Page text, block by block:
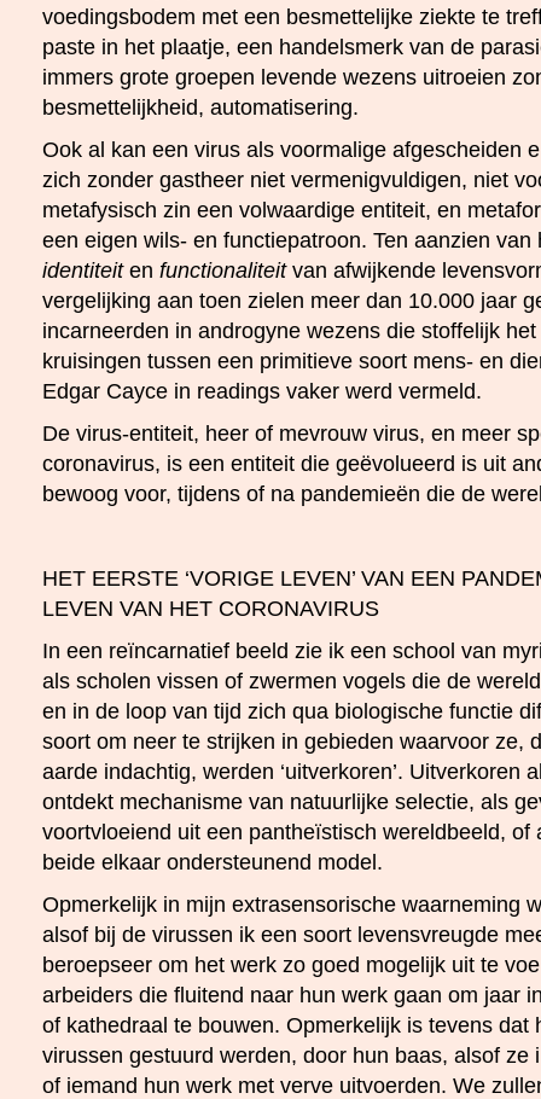
voedingsbodem met een besmettelijke ziekte te
paste in het plaatje, een handelsmerk van de
immers grote groepen levende wezens uitroeien
besmettelijkheid, automatisering.
Ook al kan een virus als voormalige afgescheiden
zich zonder gastheer niet vermenigvuldigen, niet
metafysisch zin een volwaardige entiteit, en
een eigen wils- en functiepatroon. Ten aanzien van
identiteiten functionaliteitvan afwijkende
vergelijking aan toen zielen meer dan 10.000 jaar
incarneerden in androgyne wezens die stoffelijk
kruisingen tussen een primitieve soort mens- en
Edgar Cayce in readings vaker werd vermeld.
De virus-entiteit, heer of mevrouw virus, en meer
coronavirus, is een entiteit die geëvolueerd is uit
bewoog voor, tijdens of na pandemieën die de
HET EERSTE ‘VORIGE LEVEN’ VAN EEN
LEVEN VAN HET CORONAVIRUS
In een reïncarnatief beeld zie ik een school van
als scholen vissen of zwermen vogels die de
en in de loop van tijd zich qua biologische functie
soort om neer te strijken in gebieden waarvoor ze,
aarde indachtig, werden ‘uitverkoren’. Uitverkoren
ontdekt mechanisme van natuurlijke selectie, als
voortvloeiend uit een pantheïstisch wereldbeeld, of
beide elkaar ondersteunend model.
Opmerkelijk in mijn extrasensorische waarneming
alsof bij de virussen ik een soort levensvreugde
beroepseer om het werk zo goed mogelijk uit te
arbeiders die fluitend naar hun werk gaan om jaar
of kathedraal te bouwen. Opmerkelijk is tevens dat
virussen gestuurd werden, door hun baas, alsof ze
of iemand hun werk met verve uitvoerden. We